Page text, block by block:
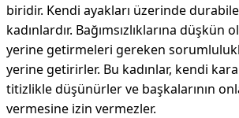
biridir. Kendi ayakları üzerinde
kadınlardır. Bağımsızlıklarına düşkün
yerine getirmeleri gereken
yerine getirirler. Bu kadınlar, kendi
titizlikle düşünürler ve başkalarının
vermesine izin vermezler.